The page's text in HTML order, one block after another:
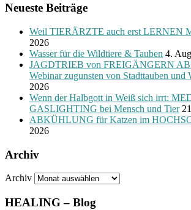
Neueste Beiträge
Weil TIERÄRZTE auch erst LERNEN
2026
Wasser für die Wildtiere & Tauben 4.
JAGDTRIEB von FREIGÄNGERN
Webinar zugunsten von Stadttauben und
2026
Wenn der Halbgott in Weiß sich irrt:
GASLIGHTING bei Mensch und Tier
ABKÜHLUNG für Katzen im
2026
Archiv
Archiv
HEALING – Blog